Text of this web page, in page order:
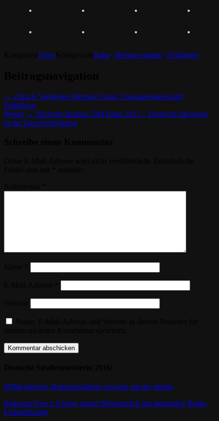
Fotos Bahn Meisterschaften Zeitfahren
← Zurück Vorheriger Beitrag: Fotos: Europameisterschaft
Zeitfahren
Weiter → Nächster Beitrag: DM Bahn 2012 – Deutsche Meisterin
in der Einzelverfolgung
MDR-Bericht: Bahnspezialistin gewinnt auf der Straße
Radsport-News: Kröger macht Meisterstück mit lautstarker Radio-
Unterstützung